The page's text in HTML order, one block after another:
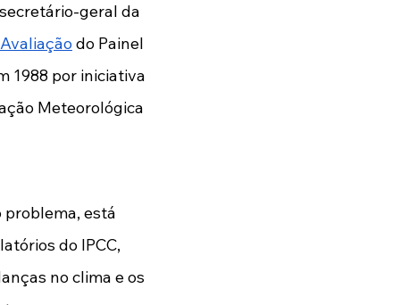
geral da
do Painel
1988 por iniciativa
Meteorológica
problema, está
do IPCC,
no clima e os